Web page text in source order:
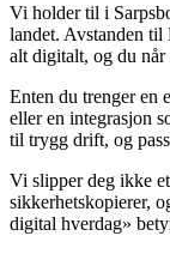
Vi holder til i
landet. Avstanden
alt digitalt, og du når
Enten du trenger en
eller en integrasjon
til trygg drift, og
Vi slipper deg ikke
sikkerhetskopierer,
digital hverdag»